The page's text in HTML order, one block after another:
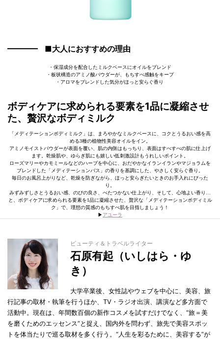
■大人におすすめの理由
・保湿成分を配合したミルクベースにオイルをブレンド
・板状構造のアミノ酸パウダーが、もちすべ感触をキープ
・アロマをブレンドした気分がほっと安らぐ香り
ボディケアに求められる要素を1品に凝縮させ
た、贅沢なボディミルク
「メディテーションボディミルク」は、まろやかなミルクベースに、コクとうるおい感を高
める3種の植物性美容オイルをイン。
アミノモイストパウダーが表面を覆い、肌の内側はもっちり、表面はすべすべの肌に仕上げ
ます。乾燥肌や、ゆらぎ肌にも嬉しい低刺激設計もうれしいポイント。
ローズマリーやカモミールなどのハーブを中心に、おだやかなイランイランやマジョラムを
ブレンドした「メディテーションバス」の香りを基調にした、やさしく安らぐ香り。
毎日のお風呂上がりなど、乾燥を防ぎながら、ほっと安らぎたいときのお手入れにぴった
り。
みずみずしさとうるおい感、のびの良さ、べたつかない仕上がり、そして、心地よい香り…
と、ボディケアに求められる要素を1品に凝縮させた、贅沢な「メディテーションボディミル
ク」で、理想の質感のもちすべ肌を目指しましょう！
▶︎ アユーラ
ビューティ＆トラベルライター
石原有起（いしはら・ゆ
き）
大学卒業後、女性誌やウェブを中心に、美容、旅
行記事の取材・執筆を行うほか、TV・ラジオ出演、講演など多方面で
活動中。現在は、年間数百個の新作コスメを試すだけでなく、“旅＝美
を磨くためのエッセンス”と捉え、国内外を問わず、旅先で美容スポッ
トを体当たりで巡る取材を多く行う。“人生を彩るために、美容する”が